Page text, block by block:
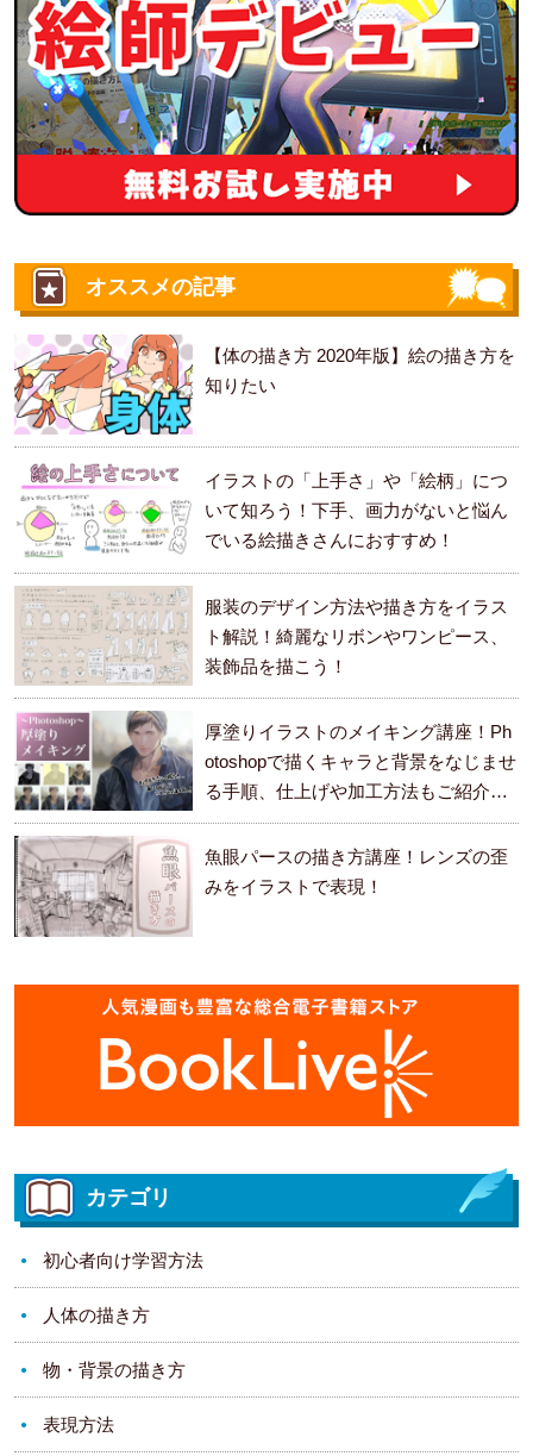
オススメの記事
【体の描き方 2020年版】絵の描き方を
知りたい
イラストの「上手さ」や「絵柄」につ
いて知ろう！下手、画力がないと悩ん
でいる絵描きさんにおすすめ！
服装のデザイン方法や描き方をイラス
ト解説！綺麗なリボンやワンピース、
装飾品を描こう！
厚塗りイラストのメイキング講座！Ph
otoshopで描くキャラと背景をなじませ
る手順、仕上げや加工方法もご紹介し
ます。
魚眼パースの描き方講座！レンズの歪
みをイラストで表現！
カテゴリ
初心者向け学習方法
人体の描き方
物・背景の描き方
表現方法